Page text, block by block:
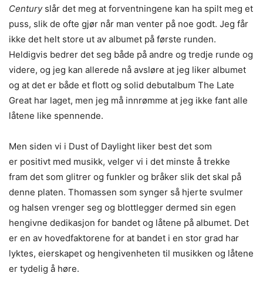
Century slår det meg at forventningene kan ha spilt meg et
puss, slik de ofte gjør når man venter på noe godt. Jeg får
ikke det helt store ut av albumet på første runden.
Heldigvis bedrer det seg både på andre og tredje runde og
videre, og jeg kan allerede nå avsløre at jeg liker albumet
og at det er både et flott og solid debutalbum The Late
Great har laget, men jeg må innrømme at jeg ikke fant alle
låtene like spennende.
Men siden vi i Dust of Daylight liker best det som
er positivt med musikk, velger vi i det minste å trekke
fram det som glitrer og funkler og bråker slik det skal på
denne platen. Thomassen som synger så hjerte svulmer
og halsen vrenger seg og blottlegger dermed sin egen
hengivne dedikasjon for bandet og låtene på albumet. Det
er en av hovedfaktorene for at bandet i en stor grad har
lyktes, eierskapet og hengivenheten til musikken og låtene
er tydelig å høre.